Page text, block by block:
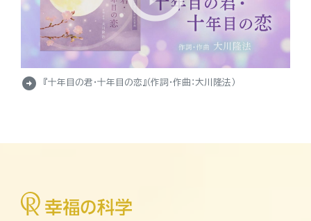
arrow_circle_right 『十年目の君・十年目の恋』（作詞・作曲：大川隆法）